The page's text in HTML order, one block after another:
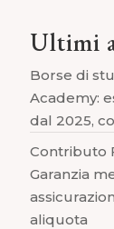
Ultimi
Borse di
Academy:
dal 2025,
Contributo
Garanzia
aliquota